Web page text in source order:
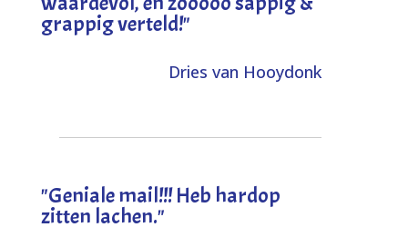
grappig verteld!"
Dries van Hooydonk
"Geniale mail!!! Heb hardop
zitten lachen."